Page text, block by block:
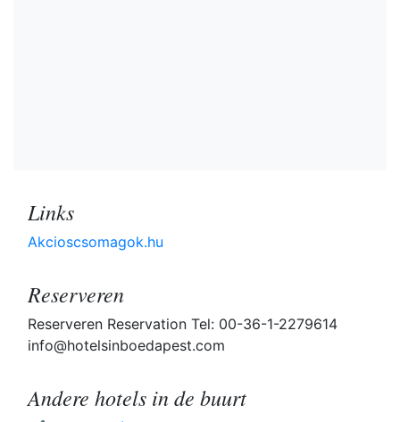
Links
Akcioscsomagok.hu
Reserveren
Reserveren Reservation Tel: 00-36-1-2279614
info@hotelsinboedapest.com
Andere hotels in de buurt